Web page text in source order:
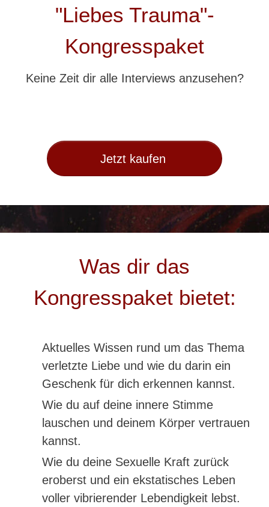
"Liebes Trauma"-
Kongresspaket
Keine Zeit dir alle Interviews anzusehen?
Jetzt kaufen
Was dir das
Kongresspaket bietet:
Aktuelles Wissen rund um das Thema
verletzte Liebe und wie du darin ein
Geschenk für dich erkennen kannst.
Wie du auf deine innere Stimme
lauschen und deinem Körper vertrauen
kannst.
Wie du deine Sexuelle Kraft zurück
eroberst und ein ekstatisches Leben
voller vibrierender Lebendigkeit lebst.